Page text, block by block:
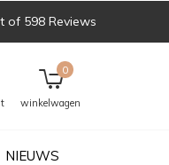
NIEUWS
winkelwagen
0
of 598 Reviews